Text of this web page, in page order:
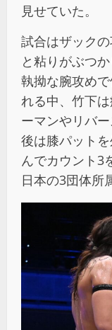
見せていた。
試合はザック
と粘りがぶつ
執拗な腕攻め
れる中、竹下
ーマンやリバ
後は膝パット
んでカウント3
日本の3団体所